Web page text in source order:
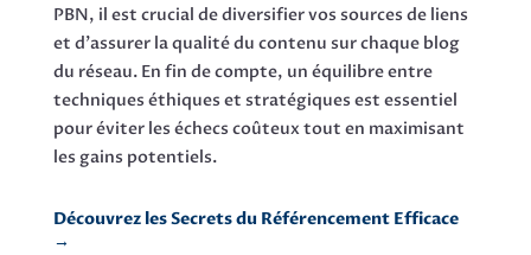
PBN, il est crucial de diversifier vos sources de liens
et d’assurer la qualité du contenu sur chaque blog
du réseau. En fin de compte, un équilibre entre
techniques éthiques et stratégiques est essentiel
pour éviter les échecs coûteux tout en maximisant
les gains potentiels.
Découvrez les Secrets du Référencement Efficace
→